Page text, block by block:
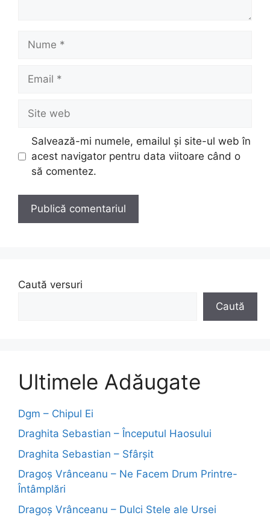
Nume
Email
Site
web
Salvează-mi numele, emailul și site-ul web în
acest navigator pentru data viitoare când o
să comentez.
Caută versuri
Caută
Ultimele Adăugate
Dgm – Chipul Ei
Draghita Sebastian – Începutul Haosului
Draghita Sebastian – Sfârșit
Dragoş Vrânceanu – Ne Facem Drum Printre-
Întâmplări
Dragoş Vrânceanu – Dulci Stele ale Ursei